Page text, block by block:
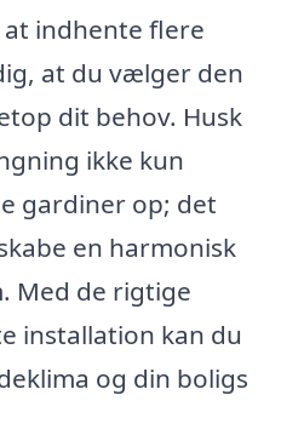
indhente flere
at du vælger den
dit behov. Husk
ikke kun
gardiner op; det
en harmonisk
Med de rigtige
installation kan du
og din boligs